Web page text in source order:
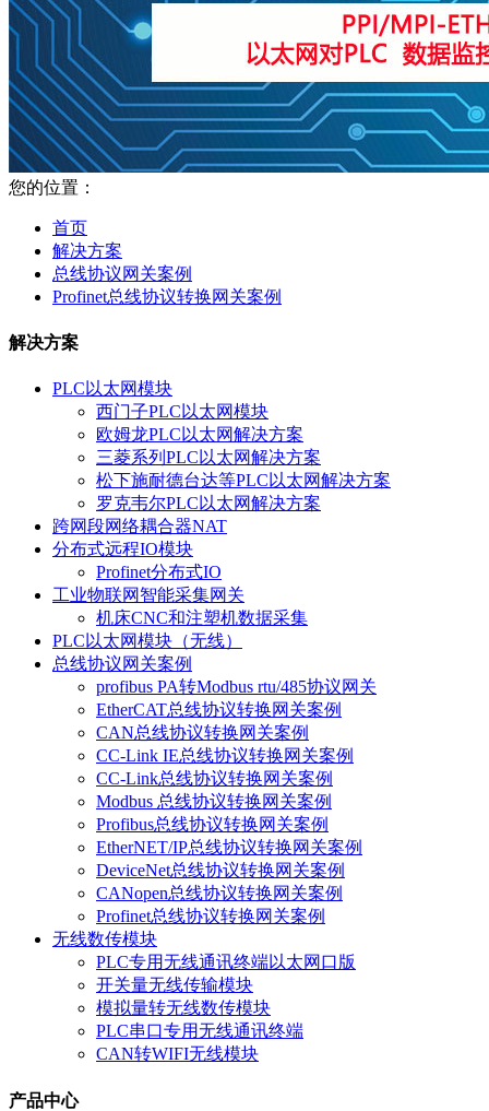
您的位置：
首页
解决方案
总线协议网关案例
Profinet总线协议转换网关案例
解决方案
PLC以太网模块
西门子PLC以太网模块
欧姆龙PLC以太网解决方案
三菱系列PLC以太网解决方案
松下施耐德台达等PLC以太网解决方案
罗克韦尔PLC以太网解决方案
跨网段网络耦合器NAT
分布式远程IO模块
Profinet分布式IO
工业物联网智能采集网关
机床CNC和注塑机数据采集
PLC以太网模块（无线）
总线协议网关案例
profibus PA转Modbus rtu/485协议网关
EtherCAT总线协议转换网关案例
CAN总线协议转换网关案例
CC-Link IE总线协议转换网关案例
CC-Link总线协议转换网关案例
Modbus 总线协议转换网关案例
Profibus总线协议转换网关案例
EtherNET/IP总线协议转换网关案例
DeviceNet总线协议转换网关案例
CANopen总线协议转换网关案例
Profinet总线协议转换网关案例
无线数传模块
PLC专用无线通讯终端以太网口版
开关量无线传输模块
模拟量转无线数传模块
PLC串口专用无线通讯终端
CAN转WIFI无线模块
产品中心